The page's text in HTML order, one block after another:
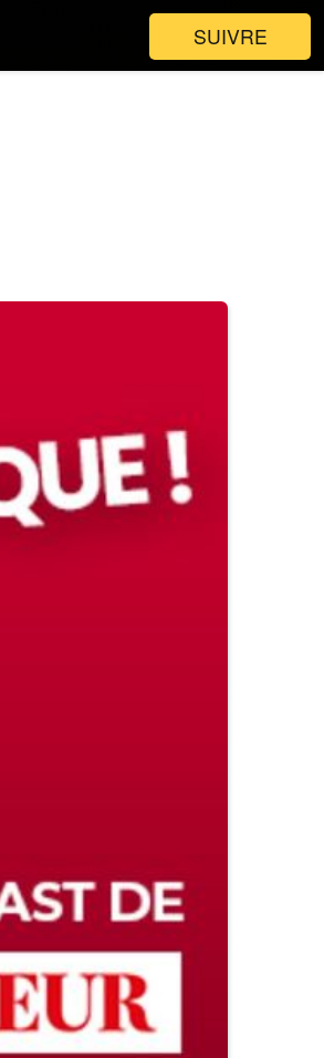
SUIVRE